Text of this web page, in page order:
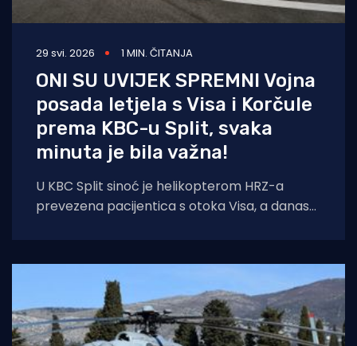
29 svi. 2026 1 MIN. ČITANJA
ONI SU UVIJEK SPREMNI Vojna
posada letjela s Visa i Korčule
prema KBC-u Split, svaka
minuta je bila važna!
U KBC Split sinoć je helikopterom HRZ-a
prevezena pacijentica s otoka Visa, a danas